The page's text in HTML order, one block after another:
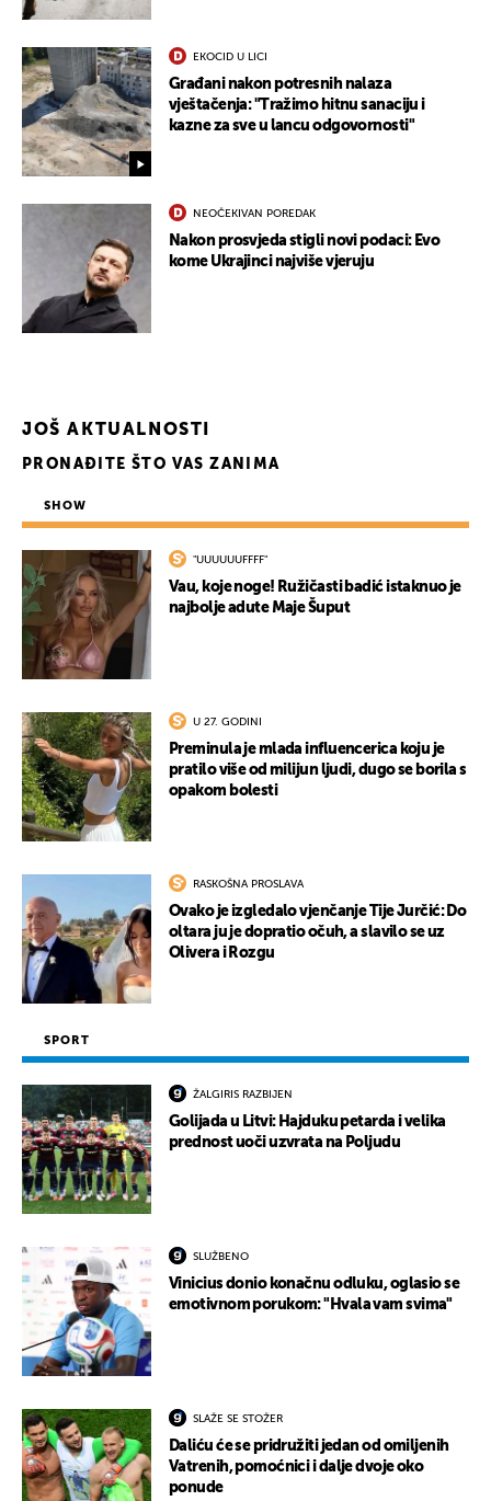
EKOCID U LICI
Građani nakon potresnih nalaza
vještačenja: "Tražimo hitnu sanaciju i
kazne za sve u lancu odgovornosti"
NEOČEKIVAN POREDAK
Nakon prosvjeda stigli novi podaci: Evo
kome Ukrajinci najviše vjeruju
JOŠ AKTUALNOSTI
PRONAĐITE ŠTO VAS ZANIMA
SHOW
"UUUUUUFFFF"
Vau, koje noge! Ružičasti badić istaknuo je
najbolje adute Maje Šuput
U 27. GODINI
Preminula je mlada influencerica koju je
pratilo više od milijun ljudi, dugo se borila s
opakom bolesti
RASKOŠNA PROSLAVA
Ovako je izgledalo vjenčanje Tije Jurčić: Do
oltara ju je dopratio očuh, a slavilo se uz
Olivera i Rozgu
SPORT
ŽALGIRIS RAZBIJEN
Golijada u Litvi: Hajduku petarda i velika
prednost uoči uzvrata na Poljudu
SLUŽBENO
Vinicius donio konačnu odluku, oglasio se
emotivnom porukom: "Hvala vam svima"
SLAŽE SE STOŽER
Daliću će se pridružiti jedan od omiljenih
Vatrenih, pomoćnici i dalje dvoje oko
ponude